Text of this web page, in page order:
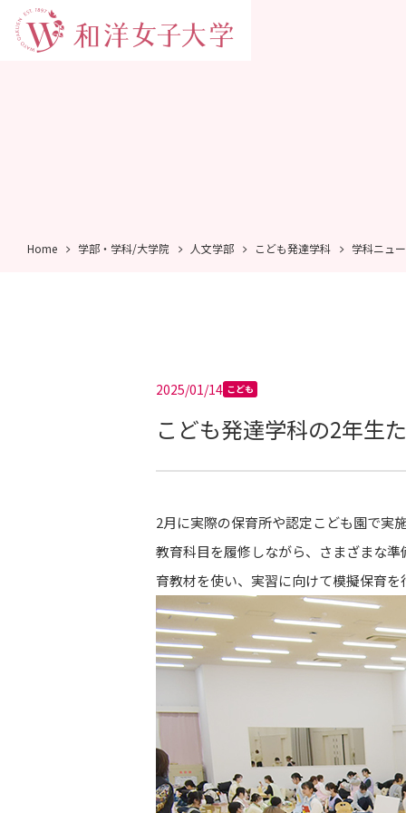
Home 学部・学科/大学院 人文学部 こども発達学科 学科ニュ
2025/01/14 こども
こども発達学科の2年生
2月に実際の保育所や認定こども園で実
教育科目を履修しながら、さまざまな
育教材を使い、実習に向けて模擬保育を